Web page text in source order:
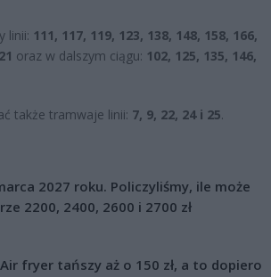
linii: 111, 117, 119, 123, 138, 148, 158, 166,
oraz w dalszym ciągu: 102, 125, 135, 146,
także tramwaje linii: 7, 9, 22, 24 i 25.
2027 roku. Policzyliśmy, ile może
2200, 2400, 2600 i 2700 zł
fryer tańszy aż o 150 zł, a to dopiero